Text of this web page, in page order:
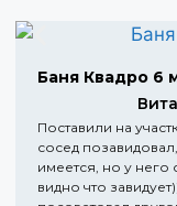
Баня Квадро 6
Поставили на
сосед
имеется, но у него
видно что